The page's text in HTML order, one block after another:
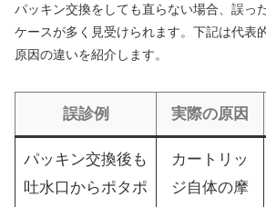
パッキン交換をしても直らない場合、誤っ
ケースが多く見受けられます。下記は代表
原因の違いを紹介します。
誤診例 実際の原因
パッキン交換後も
吐水口からポタポ
カートリッ
ジ自体の摩